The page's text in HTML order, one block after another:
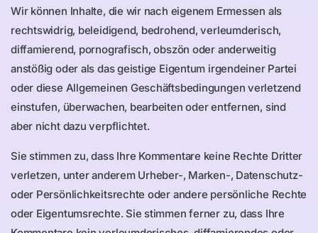
Wir können Inhalte, die wir nach eigenem Ermessen als
rechtswidrig, beleidigend, bedrohend, verleumderisch,
diffamierend, pornografisch, obszön oder anderweitig
anstößig oder als das geistige Eigentum irgendeiner Partei
oder diese Allgemeinen Geschäftsbedingungen verletzend
einstufen, überwachen, bearbeiten oder entfernen, sind
aber nicht dazu verpflichtet.
Sie stimmen zu, dass Ihre Kommentare keine Rechte Dritter
verletzen, unter anderem Urheber-, Marken-, Datenschutz-
oder Persönlichkeitsrechte oder andere persönliche Rechte
oder Eigentumsrechte. Sie stimmen ferner zu, dass Ihre